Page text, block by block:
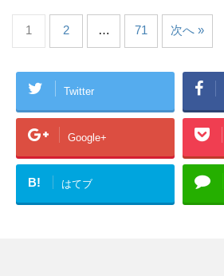
1 2 … 71 次へ »
Twitter
Google+
B! はてブ